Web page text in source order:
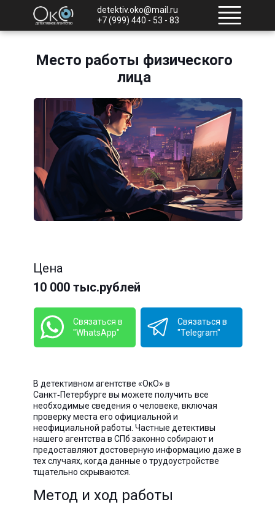
detektiv.oko@mail.ru
+7 (999) 440 - 53 - 83
Место работы физического
лица
Цена
10 000 тыс.рублей
Связаться в
"WhatsApp"
Связаться в
"Telegram"
В детективном агентстве «ОкО» в
Санкт‑Петербурге вы можете получить все
необходимые сведения о человеке, включая
проверку места его официальной и
неофициальной работы. Частные детективы
нашего агентства в СПб законно собирают и
предоставляют достоверную информацию даже в
тех случаях, когда данные о трудоустройстве
тщательно скрываются.
Метод и ход работы